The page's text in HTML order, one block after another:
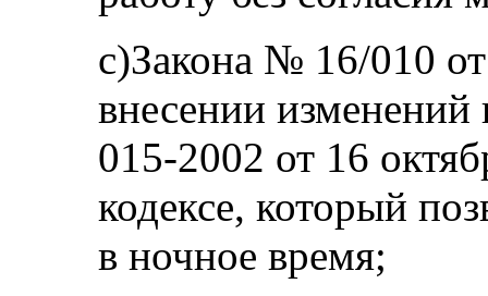
c)Закона № 16/010
внесении
015-2002 от 16
кодексе, который
в ночное время;